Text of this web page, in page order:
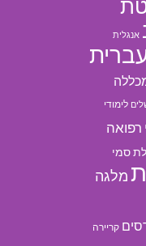
אנגלית
לימודי
רפואה
סמי
מלגה
קריירה